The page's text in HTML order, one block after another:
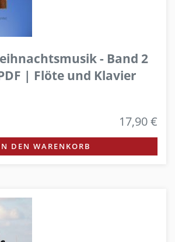
- Band 2
| Flöte und Klavier
17,90 €
DEN WARENKORB